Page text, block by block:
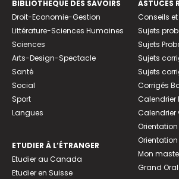
BIBLIOTHEQUE DES SAVOIRS
Droit-Economie-Gestion
Littérature-Sciences Humaines
Sciences
Arts-Design-Spectacle
Santé
Social
Sport
Langues
ETUDIER À L’ÉTRANGER
Etudier au Canada
Etudier en Suisse
ASTUCES
Conseils
Sujets
Sujets
Sujets
Sujets
Corrigés
Calendrier
Orientation
Mon
Grand